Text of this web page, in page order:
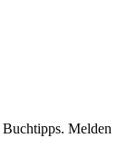
Buchtipps. Melden